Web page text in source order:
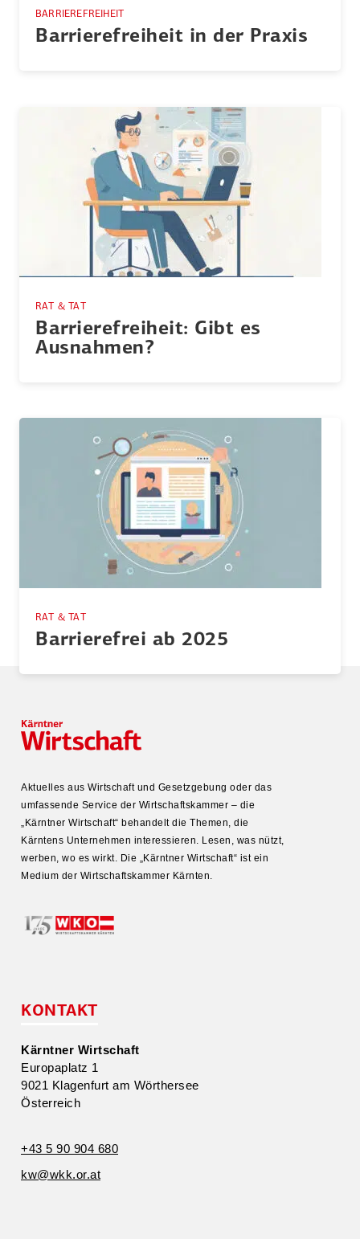
BARRIEREFREIHEIT
Barrie­re­freiheit in der Praxis
RAT & TAT
Barrie­re­freiheit: Gibt es
Ausnahmen?
RAT & TAT
Barrie­refrei ab 2025
Aktuelles aus Wirtschaft und Gesetz­gebung oder das
umfas­sende Service der Wirtschafts­kammer – die
„Kärntner Wirtschaft“ behandelt die Themen, die
Kärntens Unter­nehmen inter­es­sieren. Lesen, was nützt,
werben, wo es wirkt. Die „Kärntner Wirtschaft“ ist ein
Medium der Wirtschafts­kammer Kärnten.
KONTAKT
Kärntner Wirtschaft
Europa­platz 1
9021 Klagenfurt am Wörthersee
Öster­reich
+43 5 90 904 680
kw@​wkk.​or.​at